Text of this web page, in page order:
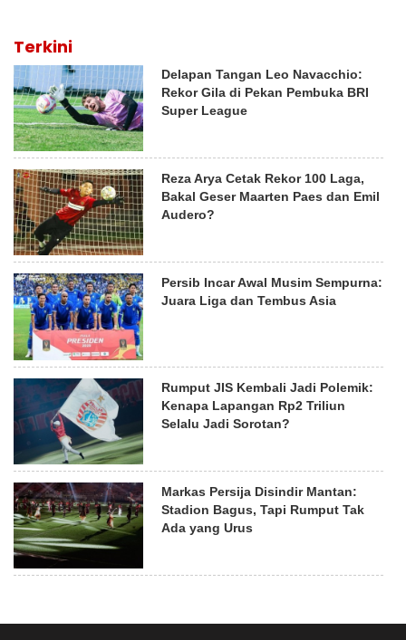
Terkini
Delapan Tangan Leo Navacchio:
Rekor Gila di Pekan Pembuka BRI
Super League
Reza Arya Cetak Rekor 100 Laga,
Bakal Geser Maarten Paes dan Emil
Audero?
Persib Incar Awal Musim Sempurna:
Juara Liga dan Tembus Asia
Rumput JIS Kembali Jadi Polemik:
Kenapa Lapangan Rp2 Triliun
Selalu Jadi Sorotan?
Markas Persija Disindir Mantan:
Stadion Bagus, Tapi Rumput Tak
Ada yang Urus